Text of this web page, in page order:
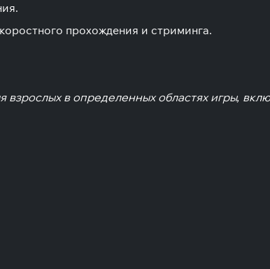
прохождения и стриминга.
в определенных областях игры,